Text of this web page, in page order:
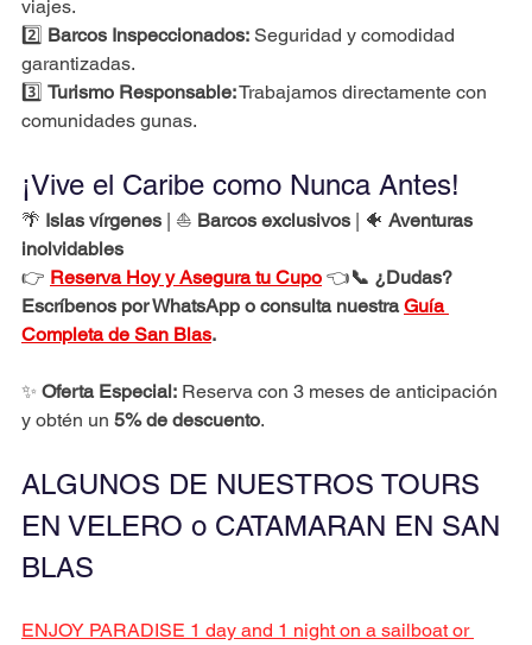
viajes.
2️⃣ Barcos Inspeccionados: Seguridad y comodidad
garantizadas.
3️⃣ Turismo Responsable: Trabajamos directamente con
comunidades gunas.
¡Vive el Caribe como Nunca Antes!
🌴 Islas vírgenes | ⛵ Barcos exclusivos | 🐠 Aventuras
inolvidables
👉 Reserva Hoy y Asegura tu Cupo 👈📞 ¿Dudas?
Escríbenos por WhatsApp o consulta nuestra Guía
Completa de San Blas.
✨ Oferta Especial: Reserva con 3 meses de anticipación
y obtén un 5% de descuento.
ALGUNOS DE NUESTROS TOURS
EN VELERO o CATAMARAN EN SAN
BLAS
ENJOY PARADISE 1 day and 1 night on a sailboat or